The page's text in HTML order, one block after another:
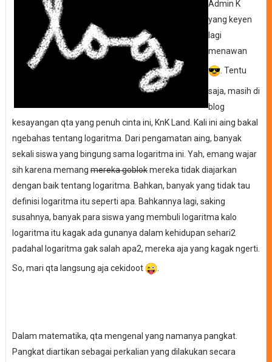
Admin K
yang keyen
lagi
menawan
. Tentu
saja, masih di
blog
kesayangan qta yang penuh cinta ini, KnK Land. Kali ini aing bakal
ngebahas tentang logaritma. Dari pengamatan aing, banyak
sekali siswa yang bingung sama logaritma ini. Yah, emang wajar
sih karena memang mereka goblokmereka tidak diajarkan
dengan baik tentang logaritma. Bahkan, banyak yang tidak tau
definisi logaritma itu seperti apa. Bahkannya lagi, saking
susahnya, banyak para siswa yang membuli logaritma kalo
logaritma itu kagak ada gunanya dalam kehidupan sehari2
padahal logaritma gak salah apa2, mereka aja yang kagak ngerti.
So, mari qta langsung aja cekidoot
.
Dalam matematika, qta mengenal yang namanya pangkat.
Pangkat diartikan sebagai perkalian yang dilakukan secara